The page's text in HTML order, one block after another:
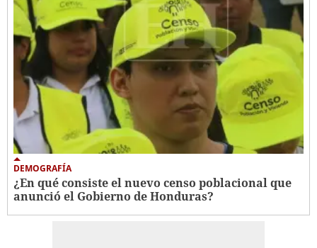
DEMOGRAFÍA
¿En qué consiste el nuevo censo poblacional que
anunció el Gobierno de Honduras?